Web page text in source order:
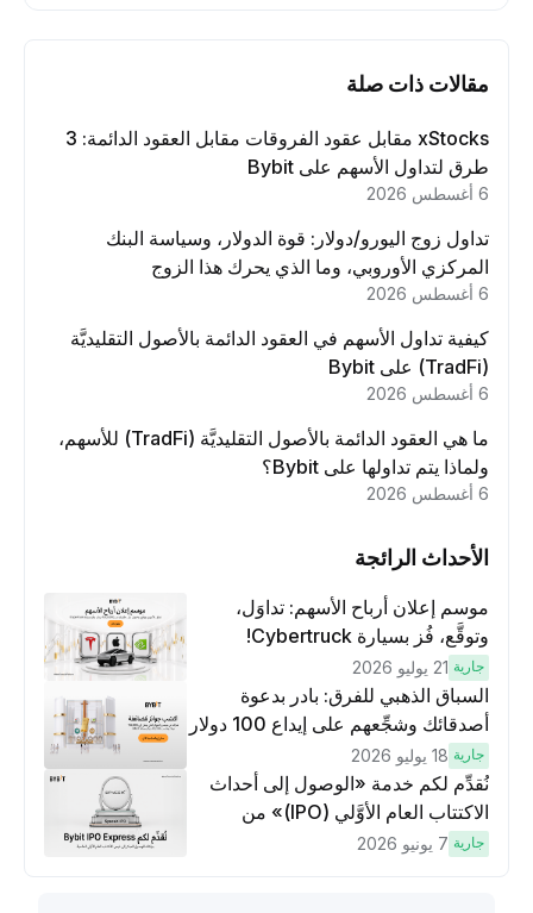
مقالات ذات صلة
xStocks مقابل عقود الفروقات مقابل العقود الدائمة: 3
طرق لتداول الأسهم على Bybit
تداول زوج اليورو/دولار: قوة الدولار، وسياسة البنك
المركزي الأوروبي، وما الذي يحرك هذا الزوج
كيفية تداول الأسهم في العقود الدائمة بالأصول التقليديَّة
ما هي العقود الدائمة بالأصول التقليديَّة (TradFi) للأسهم،
ولماذا يتم تداولها على Bybit؟
الأحداث الرائجة
موسم إعلان أرباح الأسهم: تداوَل،
وتوقَّع، فُز بسيارة Cybertruck!
جارية 21 يوليو 2026
السباق الذهبي للفرق: بادر بدعوة
أصدقائك وشجِّعهم على إيداع 100 دولار
لكسَب مكافآت مُضاعَفة
جارية 18 يوليو 2026
نُقدِّم لكم خدمة «الوصول إلى أحداث
الاكتتاب العام الأوَّلي (IPO)» من
Bybit، بوابتك للوصول المبكر إلى فرص
جارية 7 يونيو 2026